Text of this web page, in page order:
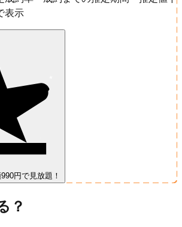
表示
990円で見放題！
？